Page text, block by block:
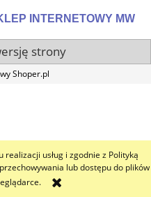
usług i zgodnie z Polityką
lub dostępu do plików
INTERNETOWY MW
strony
Shoper.pl